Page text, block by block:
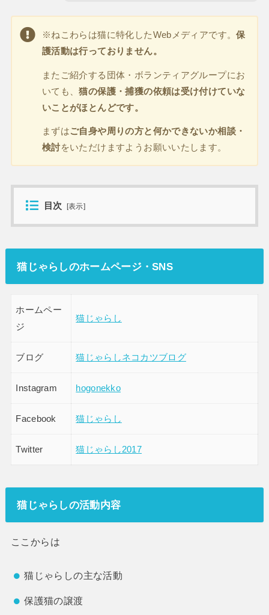
※ねこわらは猫に特化したWebメディアです。保
護活動は行っておりません。
またご紹介する団体・ボランティアグループにお
いても、猫の保護・捕獲の依頼は受け付けていな
いことがほとんどです。
まずはご自身や周りの方と何かできないか相談・
検討をいただけますようお願いいたします。
目次 [表示]
猫じゃらしのホームページ・SNS
ホームペー
ジ
猫じゃらし
ブログ 猫じゃらしネコカツブログ
Instagram hogonekko
Facebook 猫じゃらし
Twitter 猫じゃらし2017
猫じゃらしの活動内容
ここからは
猫じゃらしの主な活動
保護猫の譲渡